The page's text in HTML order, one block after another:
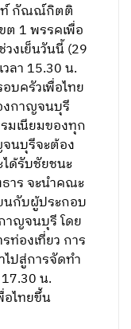
ท์ กัณณ์กิตติ
1 พรรคเพื่อ
งเย็นวันนี้ (29
ลา 15.30 น.
บครัวเพื่อไทย
งกาญจนบุรี
มเนียมของทุก
จนบุรีจะต้อง
ได้รับชัยชนะ
าร จะนำคณะ
นกับผู้ประกอบ
าญจนบุรี โดย
ท่องเที่ยว การ
ปสู่การจัดทำ
น.
ไทยขึ้น